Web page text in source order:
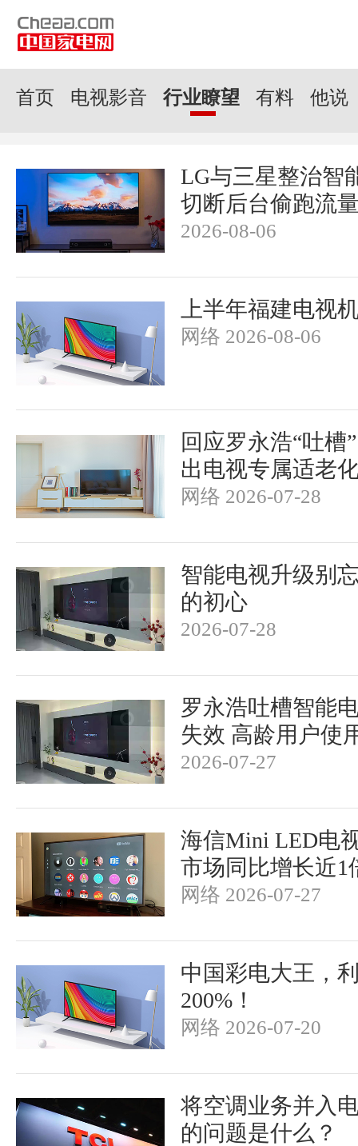
首页 电视影音 行业瞭望 有料 他说
LG与三星整治智
切断后台偷跑流
2026-08-06
上半年福建电视
网络 2026-08-06
回应罗永浩“吐槽
出电视专属适老
网络 2026-07-28
智能电视升级别
的初心
2026-07-28
罗永浩吐槽智能
失效 高龄用户使
2026-07-27
海信Mini LED电
市场同比增长近1
网络 2026-07-27
中国彩电大王，
200%！
网络 2026-07-20
将空调业务并入
的问题是什么？